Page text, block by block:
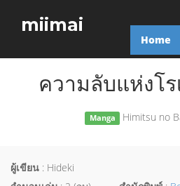
miimai
Home
ความลับแห่งโ
Manga Himitsu no
ผู้เขียน : Hideki